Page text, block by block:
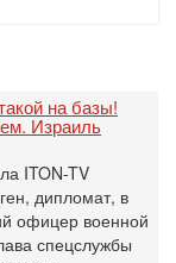
на базы!
Израиль
ITON-TV
дипломат, в
офицер военной
спецслужбы